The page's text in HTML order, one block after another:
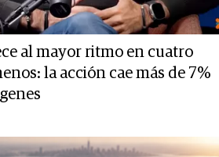
al mayor ritmo en cuatro
la acción cae más de 7%